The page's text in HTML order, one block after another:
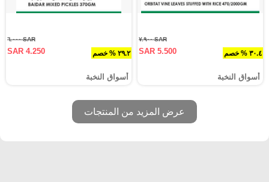
٣٠.٤ % خصم
SAR ٧.٩٠٠
SAR 5.500
أسواق النخبة
٢٩.٢ % خصم
SAR ٦.٠٠٠
SAR 4.250
أسواق النخبة
عرض المزيد من المنتجات